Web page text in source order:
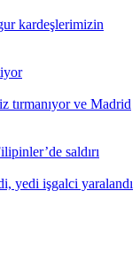
kardeşlerimizin
tırmanıyor ve Madrid
saldırı
yedi işgalci yaralandı